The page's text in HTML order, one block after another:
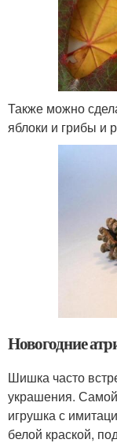
Также можно
яблоки и грибы и
Новогодние
Шишка часто
украшения.
игрушка с
белой краской,